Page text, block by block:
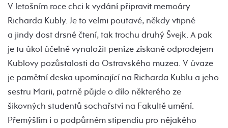
V letošním roce chci k vydání připravit memoáry
Richarda Kubly. Je to velmi poutavé, někdy vtipné
a jindy dost drsné čtení, tak trochu druhý Švejk. A pak
je tu úkol účelně vynaložit peníze získané odprodejem
Kublovy pozůstalosti do Ostravského muzea. V úvaze
je pamětní deska upomínající na Richarda Kublu a jeho
sestru Marii, patrně půjde o dílo některého ze
šikovných studentů sochařství na Fakultě umění.
Přemýšlím i o podpůrném stipendiu pro nějakého